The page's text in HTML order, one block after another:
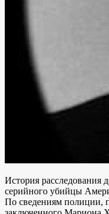
История расследования
серийного убийцы
По сведениям полиции,